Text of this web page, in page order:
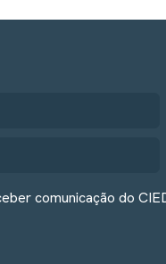
comunicação do